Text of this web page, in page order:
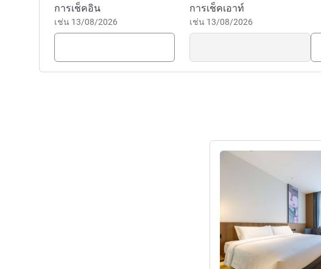
จองโรงแรมนี้
การเช็คอิน
เช่น 13/08/2026
การเช็คเอาท์
เช่น 13/08/2026
ดูรายละเอียด